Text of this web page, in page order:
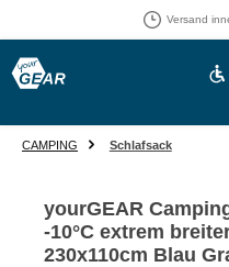
Versand
CAMPING Schlafsack
yourGEAR
-10°C extrem
230x110cm Blau